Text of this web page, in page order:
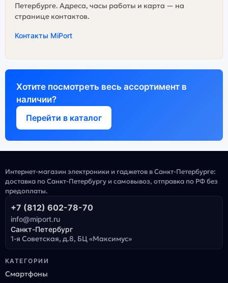
Петербурге. Адреса, часы работы и карта — на
странице контактов.
Контакты MiPort
Хотите посмотреть весь ассортимент в
наличии?
Перейти в каталог
Интернет-магазин электроники и гаджетов в Санкт-Петербурге:
доставка по Санкт-Петербургу и самовывоз, отправка по РФ без
предоплаты.
+7 (812) 602-78-70
info@miport.ru
Санкт-Петербург
1-я Советская, д.8, БЦ «Максимус»
КАТЕГОРИИ
Смартфоны